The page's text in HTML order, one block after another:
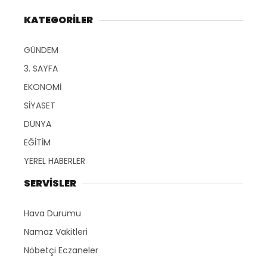
KATEGORİLER
GÜNDEM
3. SAYFA
EKONOMİ
SİYASET
DÜNYA
EĞİTİM
YEREL HABERLER
SERVİSLER
Hava Durumu
Namaz Vakitleri
Nöbetçi Eczaneler